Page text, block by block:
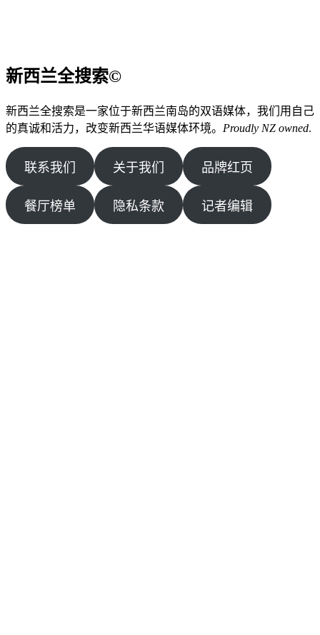
新西兰全搜索©
新西兰全搜索是一家位于新西兰南岛的双语媒体，我们用自己
的真诚和活力，改变新西兰华语媒体环境。 Proudly NZ owned.
联系我们 关于我们 品牌红页
餐厅榜单 隐私条款 记者编辑